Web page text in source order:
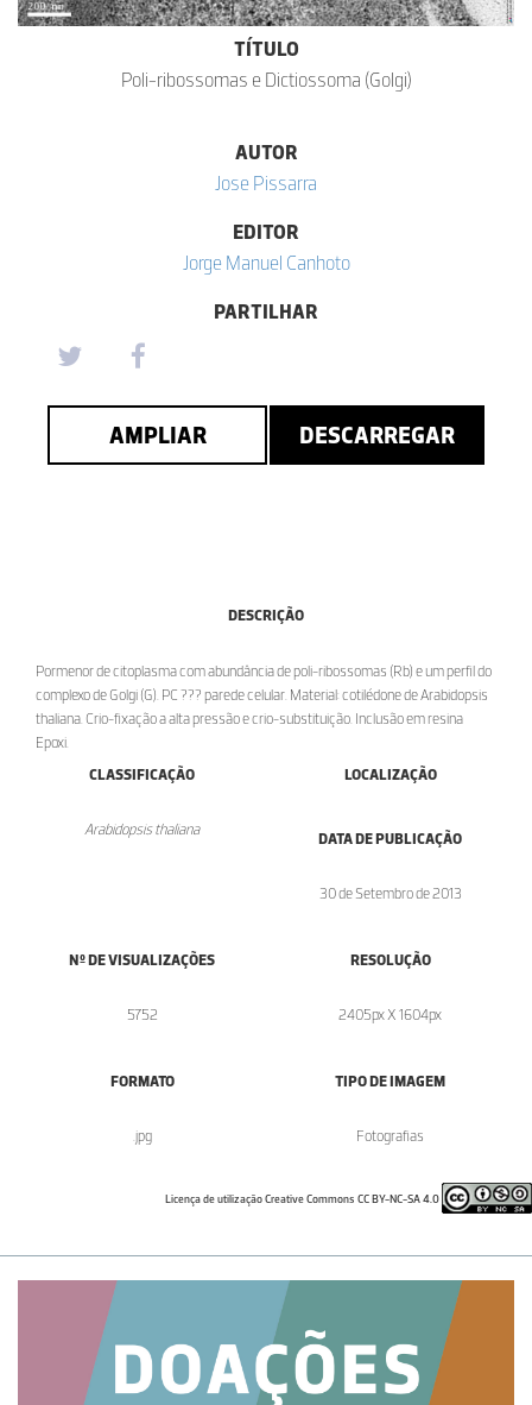
TÍTULO
Poli-ribossomas e Dictiossoma (Golgi)
AUTOR
Jose Pissarra
EDITOR
Jorge Manuel Canhoto
PARTILHAR
AMPLIAR DESCARREGAR
DESCRIÇÃO
Pormenor de citoplasma com abundância de poli-ribossomas (Rb) e um perfil do
complexo de Golgi (G). PC ??? parede celular. Material: cotilédone de Arabidopsis
thaliana. Crio-fixação a alta pressão e crio-substituição. Inclusão em resina
Epoxi.
CLASSIFICAÇÃO
Arabidopsis thaliana
LOCALIZAÇÃO
DATA DE PUBLICAÇÃO
30 de Setembro de 2013
Nº DE VISUALIZAÇÕES
5752
RESOLUÇÃO
2405px X 1604px
FORMATO
.jpg
TIPO DE IMAGEM
Fotografias
Licença de utilização Creative Commons CC BY-NC-SA 4.0